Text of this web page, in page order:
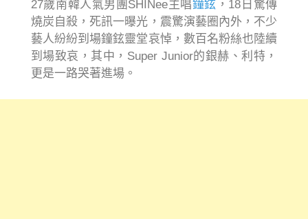
27歲南韓人氣男團SHINee主唱鐘鉉 ，18日驚傳
燒炭自殺，死訊一曝光，震驚演藝圈內外，不少
藝人紛紛到場鐘鉉靈堂哀悼，數百名粉絲也陸續
到場致哀，其中，Super Junior的銀赫、利特，
更是一路哭著進場。